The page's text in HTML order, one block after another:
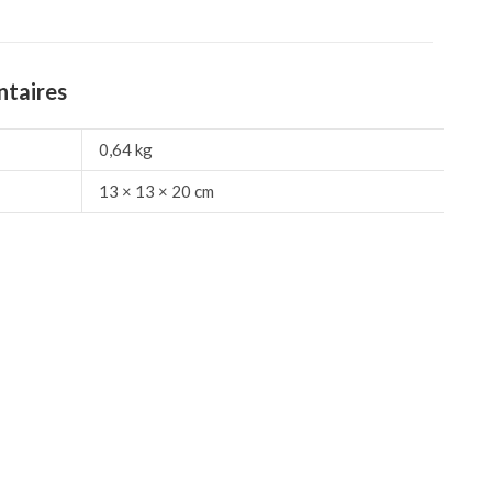
0,64 kg
13 × 13 × 20 cm